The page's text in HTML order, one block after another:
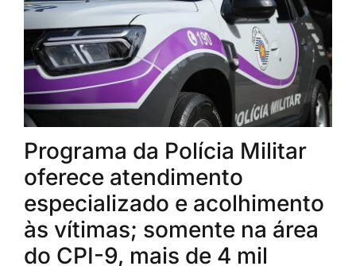
Programa da Polícia Militar
oferece atendimento
especializado e acolhimento
às vítimas; somente na área
do CPI-9, mais de 4 mil